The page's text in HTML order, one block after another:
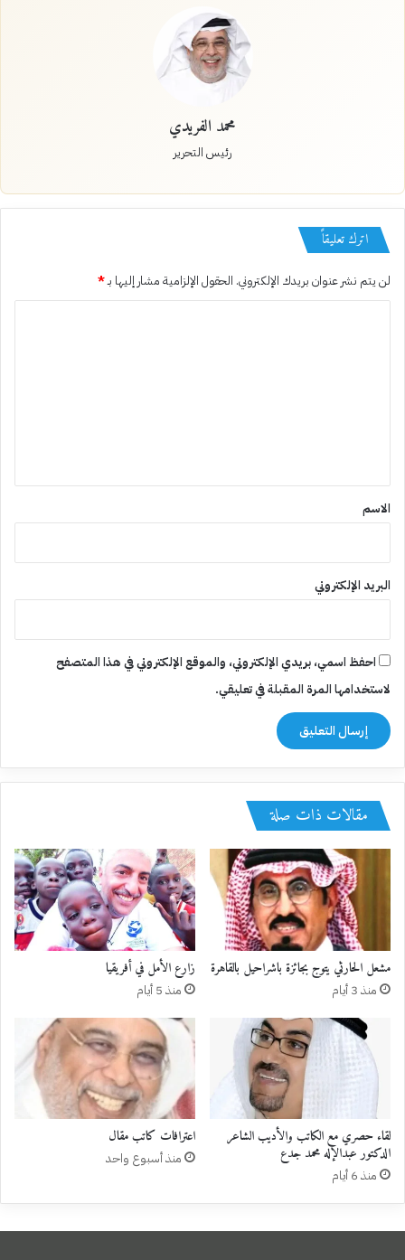
محمد الفريدي
رئيس التحرير
اترك تعليقاً
لن يتم نشر عنوان بريدك الإلكتروني. الحقول الإلزامية مشار إليها بـ*
*
الاسم
البريد الإلكتروني
احفظ اسمي، بريدي الإلكتروني، والموقع الإلكتروني في هذا المتصفح
لاستخدامها المرة المقبلة في تعليقي.
مقالات ذات صلة
منذ 3 أيام
زارع الأمل في أفريقيا
منذ 5 أيام
لقاء حصري مع الكاتب والأديب الشاعر
الدكتور عبدالإله محمد جدع
منذ 6 أيام
اعترافات كاتب مقال
منذ أسبوع واحد